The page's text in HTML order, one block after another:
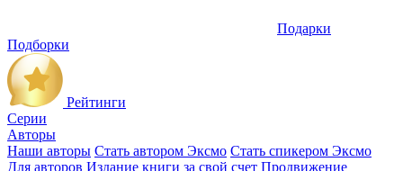
Подарки
Подборки
Рейтинги
Серии
Авторы
Наши авторы Стать автором Эксмо Стать спикером Эксмо
Для авторов Издание книги за свой счет Продвижение